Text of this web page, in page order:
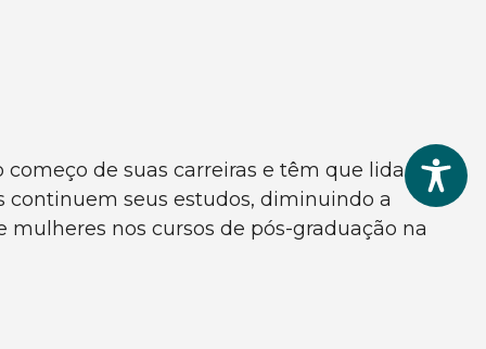
de suas carreiras e têm que lidar
continuem seus estudos, diminuindo a
nos cursos de pós-graduação na